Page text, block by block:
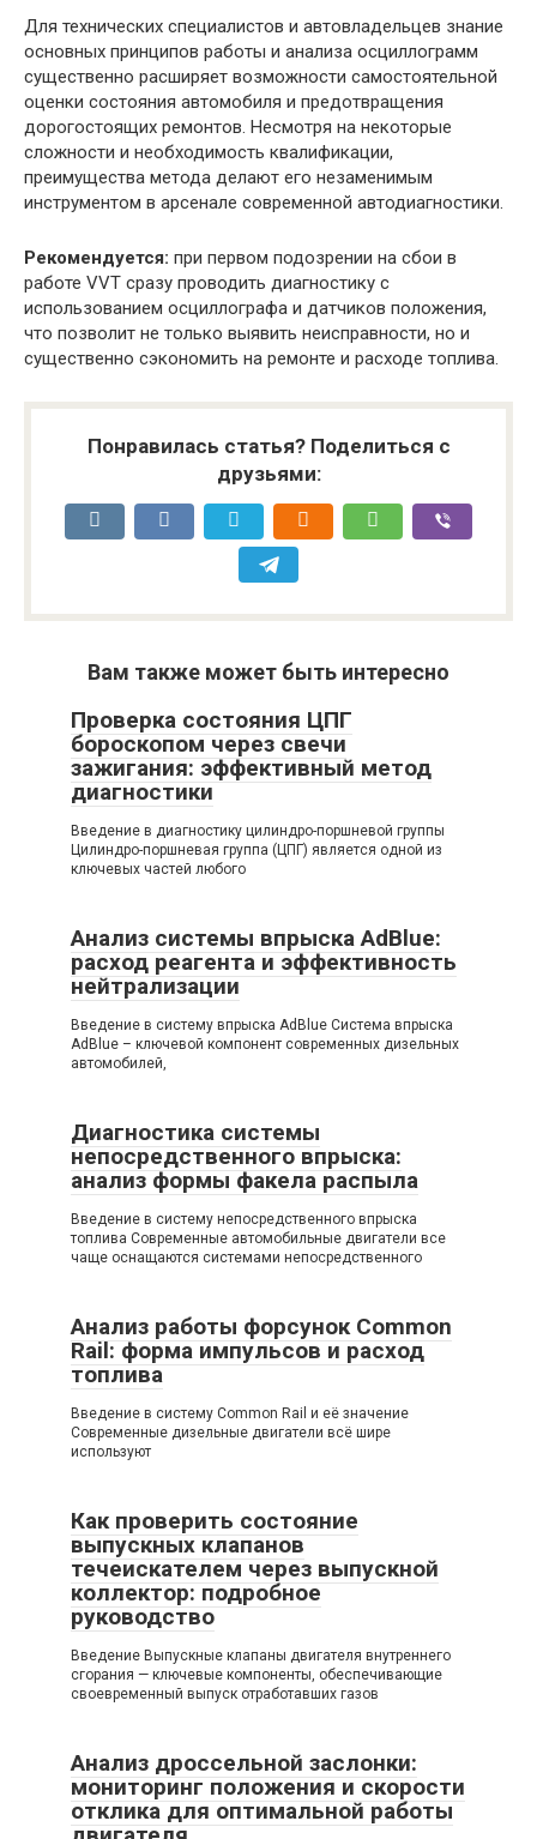
Для технических специалистов и автовладельцев знание
основных принципов работы и анализа осциллограмм
существенно расширяет возможности самостоятельной
оценки состояния автомобиля и предотвращения
дорогостоящих ремонтов. Несмотря на некоторые
сложности и необходимость квалификации,
преимущества метода делают его незаменимым
инструментом в арсенале современной автодиагностики.
Рекомендуется: при первом подозрении на сбои в
работе VVT сразу проводить диагностику с
использованием осциллографа и датчиков положения,
что позволит не только выявить неисправности, но и
существенно сэкономить на ремонте и расходе топлива.
Понравилась статья? Поделиться с
друзьями:
Вам также может быть интересно
Проверка состояния ЦПГ
бороскопом через свечи
зажигания: эффективный метод
диагностики
Введение в диагностику цилиндро-поршневой группы
Цилиндро-поршневая группа (ЦПГ) является одной из
ключевых частей любого
Анализ системы впрыска AdBlue:
расход реагента и эффективность
нейтрализации
Введение в систему впрыска AdBlue Система впрыска
AdBlue – ключевой компонент современных дизельных
автомобилей,
Диагностика системы
непосредственного впрыска:
анализ формы факела распыла
Введение в систему непосредственного впрыска
топлива Современные автомобильные двигатели все
чаще оснащаются системами непосредственного
Анализ работы форсунок Common
Rail: форма импульсов и расход
топлива
Введение в систему Common Rail и её значение
Современные дизельные двигатели всё шире
используют
Как проверить состояние
выпускных клапанов
течеискателем через выпускной
коллектор: подробное
руководство
Введение Выпускные клапаны двигателя внутреннего
сгорания — ключевые компоненты, обеспечивающие
своевременный выпуск отработавших газов
Анализ дроссельной заслонки:
мониторинг положения и скорости
отклика для оптимальной работы